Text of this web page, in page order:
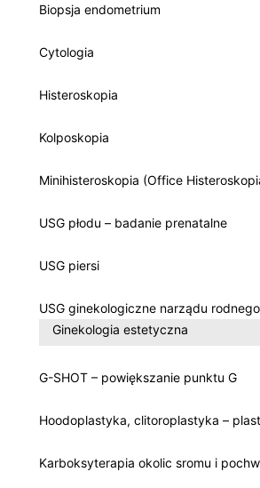
Biopsja endometrium
Cytologia
Histeroskopia
Kolposkopia
Minihisteroskopia (Office
USG płodu – badanie prenatalne
USG piersi
USG ginekologiczne narządu rodnego
Ginekologia estetyczna
G-SHOT – powiększanie punktu G
Hoodoplastyka, clitoroplastyka –
Karboksyterapia okolic sromu i